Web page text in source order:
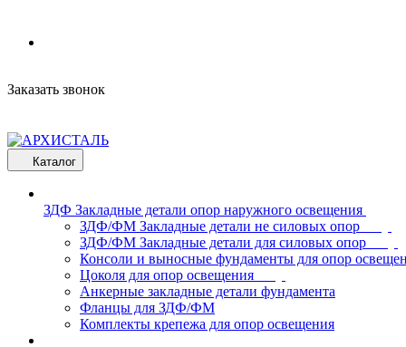
Заказать звонок
Каталог
ЗДФ Закладные детали опор наружного освещения
ЗДФ/ФМ Закладные детали не силовых опор
ЗДФ/ФМ Закладные детали для силовых опор
Консоли и выносные фундаменты для опор
Цоколя для опор освещения
Анкерные закладные детали фундамента
Фланцы для ЗДФ/ФМ
Комплекты крепежа для опор освещения